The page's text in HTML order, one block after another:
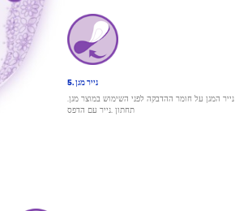
5. נייר מגן
.נייר המגן על חומר ההדבקה לפני השימוש במוצר מגן
תחתון .נייר עם הדפס